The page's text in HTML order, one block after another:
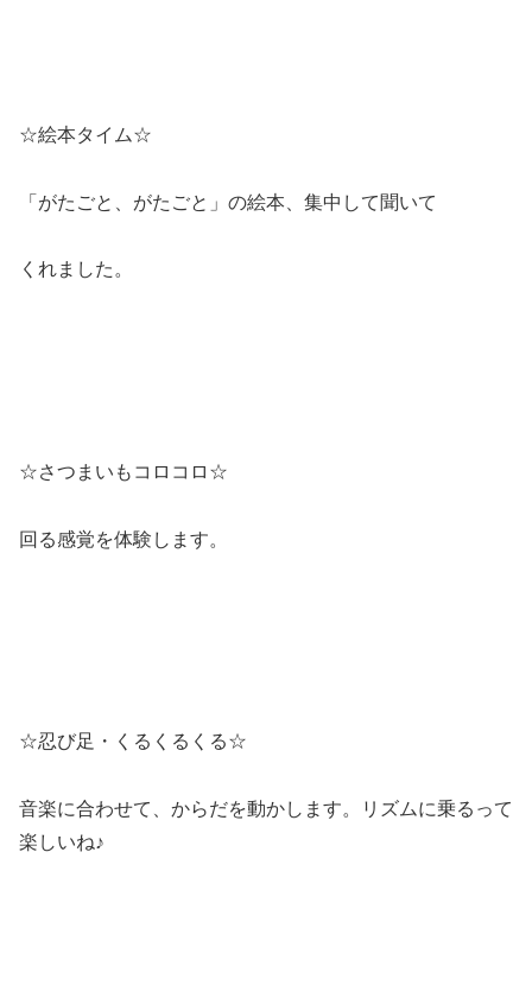
☆絵本タイム☆
「がたごと、がたごと」の絵本、集中して聞いて
くれました。
☆さつまいもコロコロ☆
回る感覚を体験します。
☆忍び足・くるくるくる☆
音楽に合わせて、からだを動かします。リズムに乗るって
楽しいね♪